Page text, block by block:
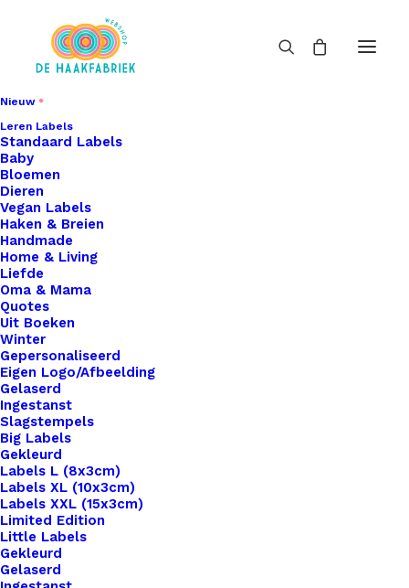
Nieuw
Leren Labels
Standaard Labels
Baby
Bloemen
Dieren
Vegan Labels
Haken & Breien
Handmade
Home & Living
Liefde
Oma & Mama
Quotes
Uit Boeken
Winter
Gepersonaliseerd
Eigen Logo/Afbeelding
Gelaserd
Ingestanst
Slagstempels
Big Labels
Gekleurd
Labels L (8x3cm)
Labels XL (10x3cm)
Labels XXL (15x3cm)
Limited Edition
Little Labels
Gekleurd
Gelaserd